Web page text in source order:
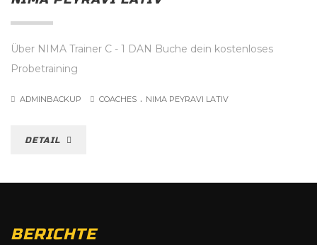
Über NIMA Trainer C - 1 DAN Buche dein kostenloses
Probetraining
ADMINBACKUP COACHES . NIMA PEYRAVI LATIV
DETAIL
BERICHTE